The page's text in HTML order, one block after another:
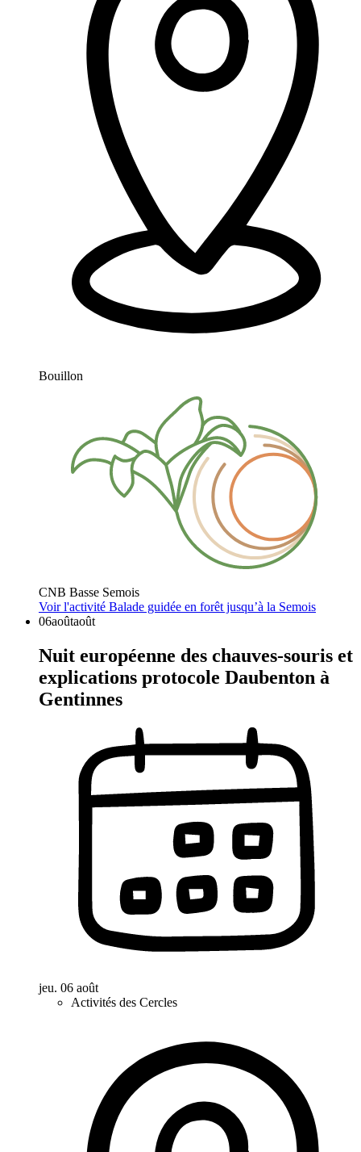
Bouillon
CNB Basse Semois
Voir l'activité Balade guidée en forêt jusqu’à la Semois
06aoûtaoût
Nuit européenne des chauves-souris et
explications protocole Daubenton à
Gentinnes
jeu. 06 août
Activités des Cercles